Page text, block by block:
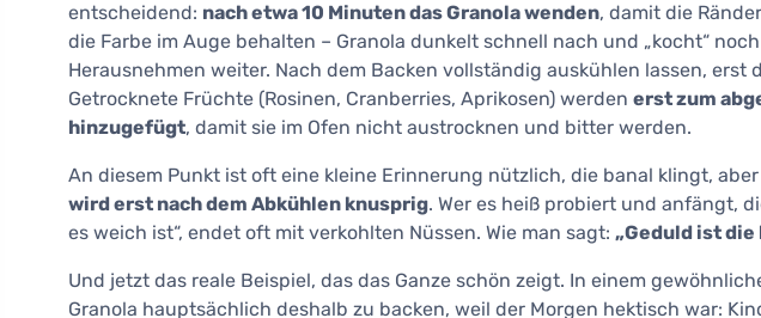
entscheidend: nach etwa 10 Minuten das Granola wenden, damit die
die Farbe im Auge behalten – Granola dunkelt schnell nach und „kocht“
Herausnehmen weiter. Nach dem Backen vollständig auskühlen lassen, erst
Getrocknete Früchte (Rosinen, Cranberries, Aprikosen) werden erst zum
hinzugefügt, damit sie im Ofen nicht austrocknen und bitter werden.
An diesem Punkt ist oft eine kleine Erinnerung nützlich, die banal klingt,
wird erst nach dem Abkühlen knusprig. Wer es heiß probiert und anfängt,
es weich ist“, endet oft mit verkohlten Nüssen. Wie man sagt: „Geduld ist
Und jetzt das reale Beispiel, das das Ganze schön zeigt. In einem
Granola hauptsächlich deshalb zu backen, weil der Morgen hektisch war: